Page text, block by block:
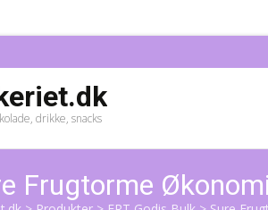
drikke, snacks
Frugtorme